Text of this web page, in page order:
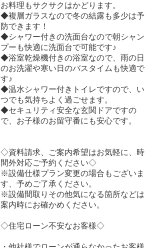
お料理もサクサクはかどります。
◆複層ガラスなので冬の結露も多少は予
防できます！
◆シャワー付きの洗面台なので朝シャン
プーも快適に洗面台で可能です♪
◆浴室乾燥機付きの浴室なので、雨の日
のお洗濯や寒い日のバスタイムも快適で
す♪
◆温水シャワー付きトイレですので、い
つでも気持ちよく過ごせます。
◆セキュリティ安全な玄関ドアですの
で、お子様のお留守番にも安心です。
◇資料請求、ご案内希望はお気軽に、時
間外対応ご予約ください◇
※設備仕様プラン変更の場合もございま
す、予めご了承ください。
※設備間取りその他気になる箇所などは
案内時にお確かめください。
◇住宅ローン不安なお客様◇